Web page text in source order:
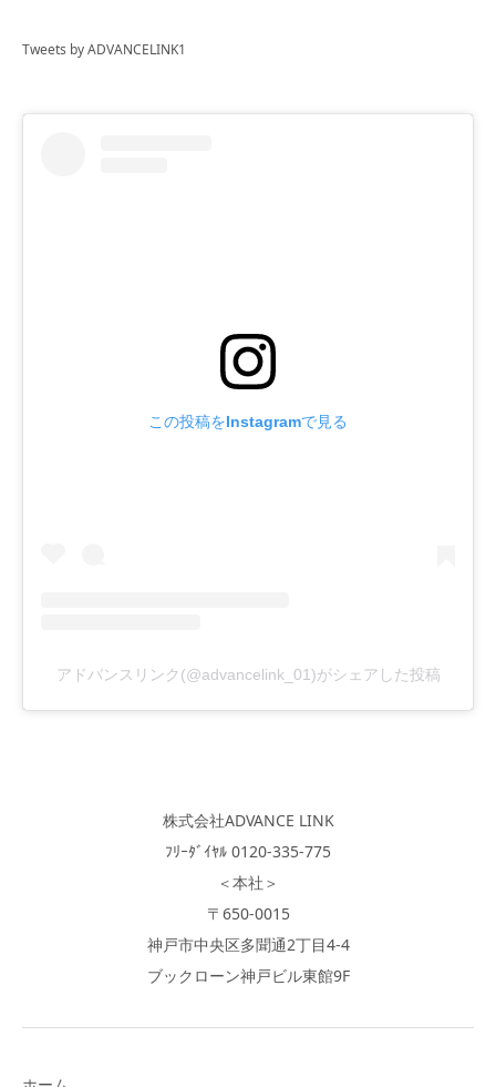
Tweets by ADVANCELINK1
この投稿をInstagramで見る
アドバンスリンク(@advancelink_01)がシェアした投稿
株式会社ADVANCE LINK
ﾌﾘｰﾀﾞｲﾔﾙ 0120-335-775
＜本社＞
〒650-0015
神戸市中央区多聞通2丁目4-4
ブックローン神戸ビル東館9F